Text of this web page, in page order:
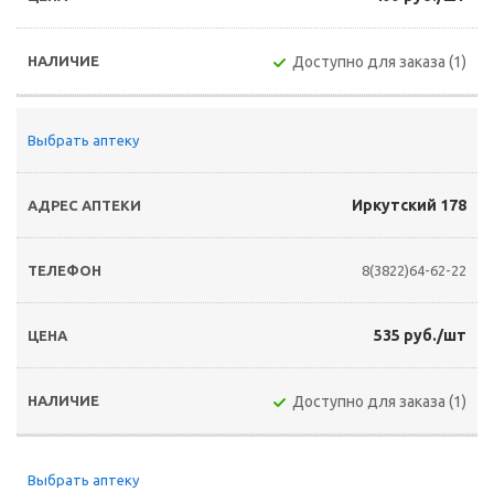
Доступно для заказа (1)
Выбрать аптеку
Иркутский 178
8(3822)64-62-22
535 руб./шт
Доступно для заказа (1)
Выбрать аптеку